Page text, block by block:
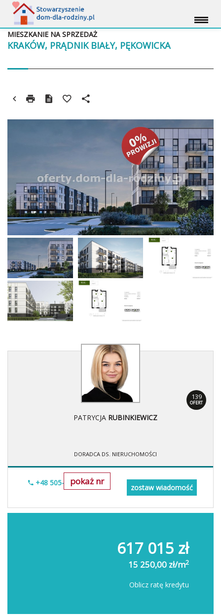
KRAKÓW, PRĄDNIK BIAŁY, PĘKOWICKA
MIESZKANIE NA SPRZEDAŻ
139
OFERT
PATRYCJA RUBINKIEWICZ
DORADCA DS. NIERUCHOMOŚCI
pokaż nr
+48 505-236-943
zostaw wiadomość
617 015 zł
15 250,00 zł/m2
Oblicz ratę kredytu